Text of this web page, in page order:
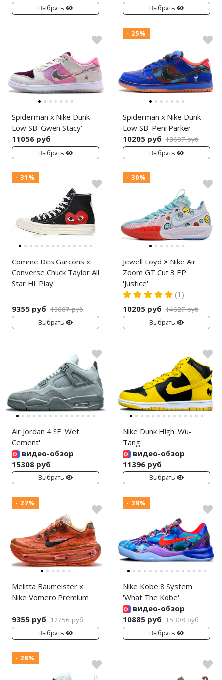
Выбрать Выбрать
Spiderman x Nike Dunk
Low SB 'Gwen Stacy'
11056 руб
Выбрать
- 25%
Spiderman x Nike Dunk
Low SB 'Peni Parker'
10205 руб 13607 руб
Выбрать
- 31%
Comme Des Garcons x
Converse Chuck Taylor All
Star Hi 'Play'
9355 руб 13607 руб
Выбрать
- 30%
Jewell Loyd X Nike Air
Zoom GT Cut 3 EP
'Justice'
(1)
10205 руб 14627 руб
Выбрать
Air Jordan 4 SE 'Wet
Cement'
видео-обзор
15308 руб
Выбрать
Nike Dunk High 'Wu-
Tang'
видео-обзор
11396 руб
Выбрать
- 27%
Melitta Baumeister x
Nike Vomero Premium
9355 руб 12756 руб
Выбрать
- 29%
Nike Kobe 8 System
'What The Kobe'
видео-обзор
10885 руб 15308 руб
Выбрать
- 28%